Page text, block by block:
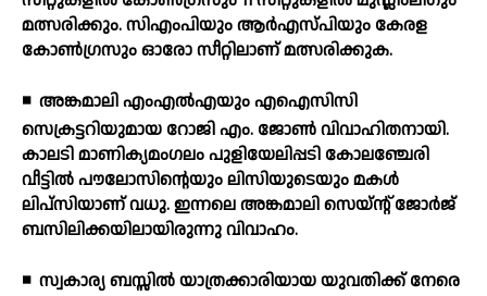
മത്സരിക്കും. സിഎംപിയും ആര്‍എസ്പിയും കേരള
കോണ്‍ഗ്രസും ഓരോ സീറ്റിലാണ് മത്സരിക്കുക.
◾ അങ്കമാലി എംഎല്‍എയും എഐസിസി
സെക്രട്ടറിയുമായ റോജി എം. ജോണ്‍ വിവാഹിതനായി.
കാലടി മാണിക്യമംഗലം പുളിയേലിപ്പടി കോലഞ്ചേരി
വീട്ടില്‍ പൗലോസിന്റെയും ലിസിയുടെയും മകള്‍
ലിപ്‌സിയാണ് വധു. ഇന്നലെ അങ്കമാലി സെയ്ന്റ് ജോര്‍ജ്
ബസിലിക്കയിലായിരുന്നു വിവാഹം.
◾ സ്വകാര്യ ബസ്സില്‍ യാത്രക്കാരിയായ യുവതിക്ക് നേരെ